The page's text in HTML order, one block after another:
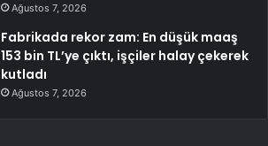
Ağustos 7, 2026
Fabrikada rekor zam: En düşük maaş
153 bin TL’ye çıktı, işçiler halay çekerek
kutladı
Ağustos 7, 2026